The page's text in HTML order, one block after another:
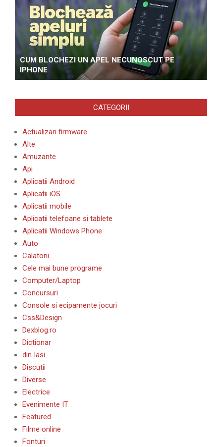
CUM BLOCHEZI UN APEL NECUNOSCUT PE
IPHONE
CATEGORII
Actualizari firmware
Alte
Amuzante
Api
Aplicatii Android
Aplicatii iOS
Aplicatii mobile
Aplicatii telefoane si tablete
Aplicatii Windows Phone
Auto
Calatorii
Cele mai bune programe
Computer/Laptop
Concursuri
Console si ecipamente jocuri
Css&Design
Dexblog.ro
Dictionar
din Iasi
Discutii
Diverse
Electrice
Evenimente IT
Featured
Filme online
Fonturi